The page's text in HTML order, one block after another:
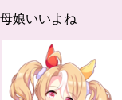
母娘いいよね